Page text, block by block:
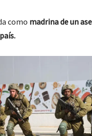
como madrina de un